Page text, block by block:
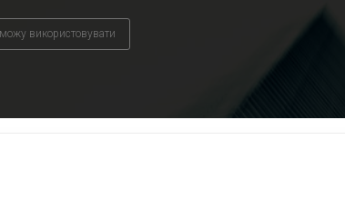
використовувати